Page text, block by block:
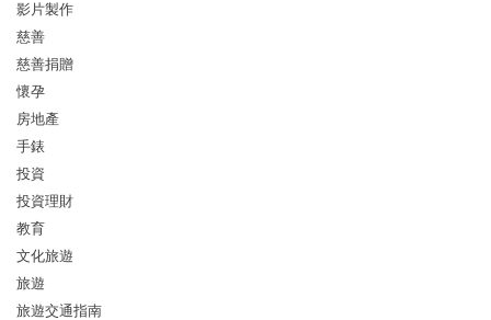
影片製作
慈善
慈善捐贈
懷孕
房地產
手錶
投資
投資理財
教育
文化旅遊
旅遊
旅遊交通指南